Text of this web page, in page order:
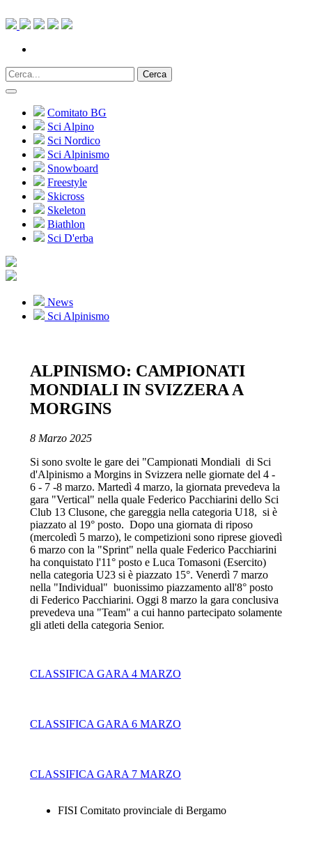
Cerca
Comitato BG
Sci Alpino
Sci Nordico
Sci Alpinismo
Snowboard
Freestyle
Skicross
Skeleton
Biathlon
Sci D'erba
News
Sci Alpinismo
ALPINISMO: CAMPIONATI
MONDIALI IN SVIZZERA A
MORGINS
8 Marzo 2025
Si sono svolte le gare dei "Campionati Mondiali di Sci
d'Alpinismo a Morgins in Svizzera nelle giornate del 4 -
6 - 7 -8 marzo. Martedì 4 marzo, la giornata prevedeva la
gara "Vertical" nella quale Federico Pacchiarini dello Sci
Club 13 Clusone, che gareggia nella categoria U18, si è
piazzato al 19° posto. Dopo una giornata di riposo
(mercoledì 5 marzo), le competizioni sono riprese giovedì
6 marzo con la "Sprint" nella quale Federico Pacchiarini
ha conquistato l'11° posto e Luca Tomasoni (Esercito)
nella categoria U23 si è piazzato 15°. Venerdì 7 marzo
nella "Individual" buonissimo piazzamento all'8° posto
di Federico Pacchiarini. Oggi 8 marzo la gara conclusiva
prevedeva una "Team" a cui hanno partecipato solamente
gli atleti della categoria Senior.
CLASSIFICA GARA 4 MARZO
CLASSIFICA GARA 6 MARZO
CLASSIFICA GARA 7 MARZO
FISI Comitato provinciale di Bergamo